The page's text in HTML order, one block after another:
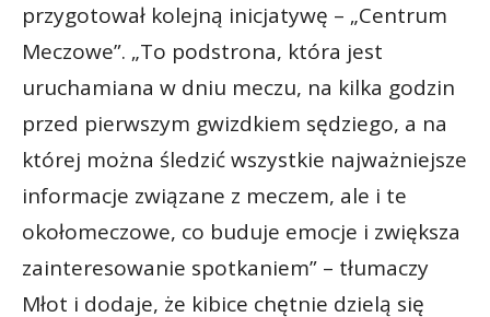
przygotował kolejną inicjatywę – „Centrum
Meczowe”. „To podstrona, która jest
uruchamiana w dniu meczu, na kilka godzin
przed pierwszym gwizdkiem sędziego, a na
której można śledzić wszystkie najważniejsze
informacje związane z meczem, ale i te
okołomeczowe, co buduje emocje i zwiększa
zainteresowanie spotkaniem” – tłumaczy
Młot i dodaje, że kibice chętnie dzielą się